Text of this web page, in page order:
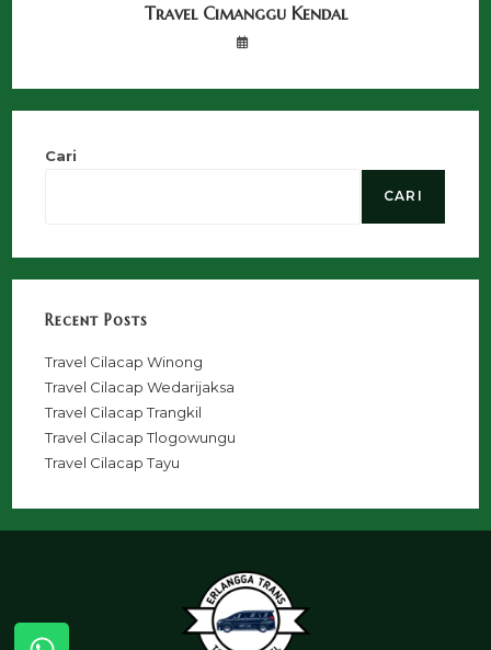
Travel Cimanggu Kendal
Cari
CARI
Recent Posts
Travel Cilacap Winong
Travel Cilacap Wedarijaksa
Travel Cilacap Trangkil
Travel Cilacap Tlogowungu
Travel Cilacap Tayu